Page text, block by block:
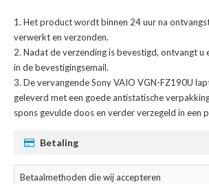
Het product wordt binnen 24 uur na
verwerkt en verzonden.
Nadat de verzending is bevestigd, ontvangt u
in de bevestigingsemail.
Devervangende Sony VAIO VGN-FZ190U
geleverd met een goede antistatische
spons gevulde doos en verder verzegeld in een
Betaling
Betaalmethoden die wij accepteren